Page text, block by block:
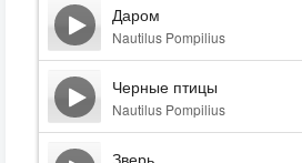
Даром
Nautilus Pompilius
Черные птицы
Nautilus Pompilius
Зверь